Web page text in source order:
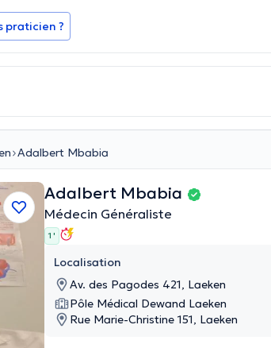
praticien ?
Adalbert Mbabia
Adalbert Mbabia
Médecin Généraliste
1 '
Localisation
Av. des Pagodes 421, Laeken
Pôle Médical Dewand Laeken
Rue Marie-Christine 151, Laeken